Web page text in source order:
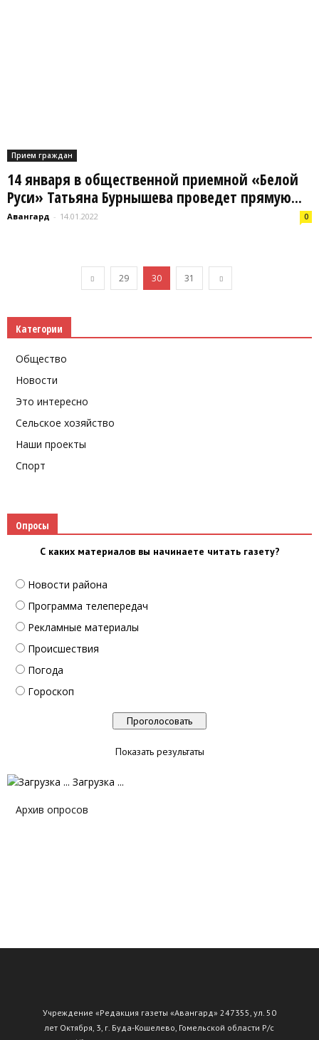
Прием граждан
14 января в общественной приемной «Белой
Руси» Татьяна Бурнышева проведет прямую...
Авангард - 14.01.2022 0
29 30 31
Категории
Общество
Новости
Это интересно
Сельское хозяйство
Наши проекты
Спорт
Опросы
С каких материалов вы начинаете читать газету?
Новости района
Программа телепередач
Рекламные материалы
Происшествия
Погода
Гороскоп
Показать результаты
Загрузка ...
Архив опросов
Учреждение «Редакция газеты «Авангард» 247355, ул. 50
лет Октября, 3, г. Буда-Кошелево, Гомельской области Р/с